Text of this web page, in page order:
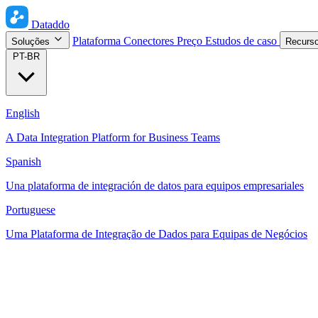
Dataddo
Soluções Plataforma Conectores Preço Estudos de caso
PT-BR
English
A Data Integration Platform for Business Teams
Spanish
Una plataforma de integración de datos para equipos empresariales
Portuguese
Uma Plataforma de Integração de Dados para Equipas de Negócios